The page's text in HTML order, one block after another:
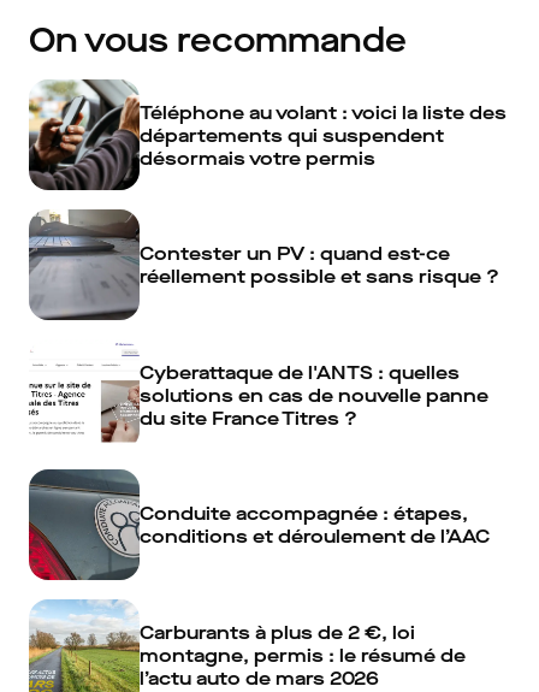
On vous recommande
Téléphone au volant : voici la liste des
départements qui suspendent
désormais votre permis
Contester un PV : quand est-ce
réellement possible et sans risque ?
Cyberattaque de l'ANTS : quelles
solutions en cas de nouvelle panne
du site France Titres ?
Conduite accompagnée : étapes,
conditions et déroulement de l’AAC
Carburants à plus de 2 €, loi
montagne, permis : le résumé de
l’actu auto de mars 2026